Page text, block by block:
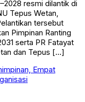
resmi dilantik di
Tepus Wetan,
tersebut
Pimpinan Ranting
serta PR Fatayat
dan Tepus […]